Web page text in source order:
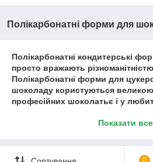
Полікарбонатні форми для
Полікарбонатні кондитерські
просто вражають різноманітністю
Полікарбонатні форми для
шоколаду користуються
професійних шоколатьє і у
Ви досягнете відмінного
Показати все
0